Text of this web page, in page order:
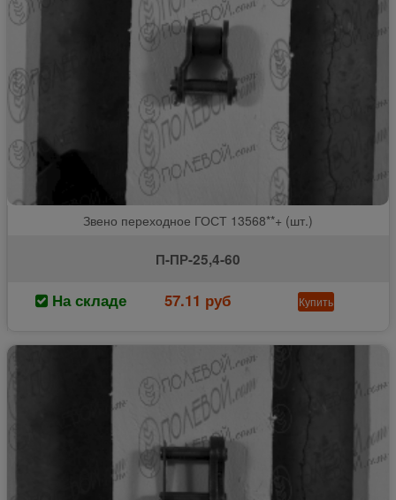
Звено переходное ГОСТ 13568**+ (шт.)
П-ПР-25,4-60
На складе 57.11 руб Купить